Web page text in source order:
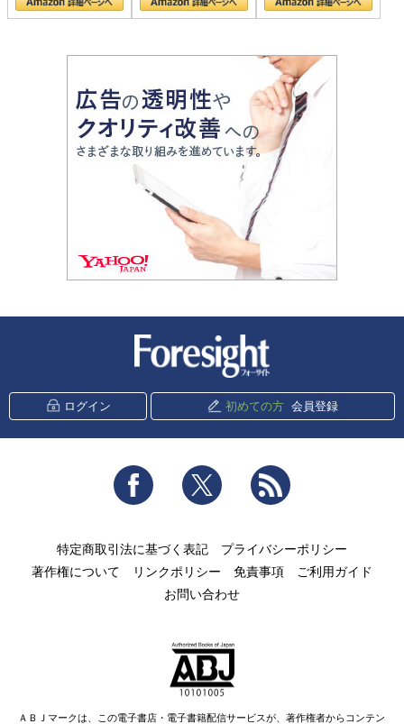
ログイン 初めての方 会員登録
Facebook Twitter
特定商取引法に基づく表記
プライバシーポリシー
著作権について
リンクポリシー 免責事項
ご利用ガイド
お問い合わせ
ＡＢＪマークは、この電子書店・電子書籍配信サービスが、著作権者からコンテン